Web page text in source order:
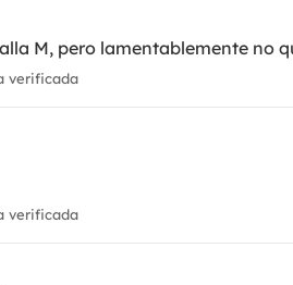
M, pero lamentablemente no
verificada
verificada